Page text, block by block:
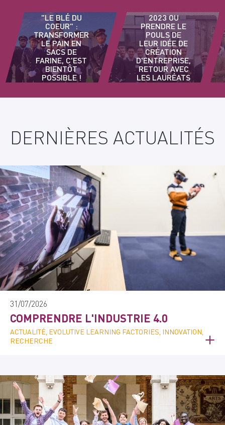
"LE BLÉ DU
COEUR" :
TRANSFORMER
LE PAIN EN
SACS DE
FARINE, C'EST
BIENTÔT
POSSIBLE !
2023 OU
PRENDRE LE
POULS DE
LEUR IDÉE DE
CRÉATION
D'ENTREPRISE,
RETOUR AVEC
LES LAURÉATS
ARTS ET
DERNIÈRES ACTUALITÉS
31/07/2026
COMPRENDRE L'INDUSTRIE 4.0
ACTUALITÉ, EVOLUTIVE LEARNING FACTORIES, INNOVATION,
RECHERCHE